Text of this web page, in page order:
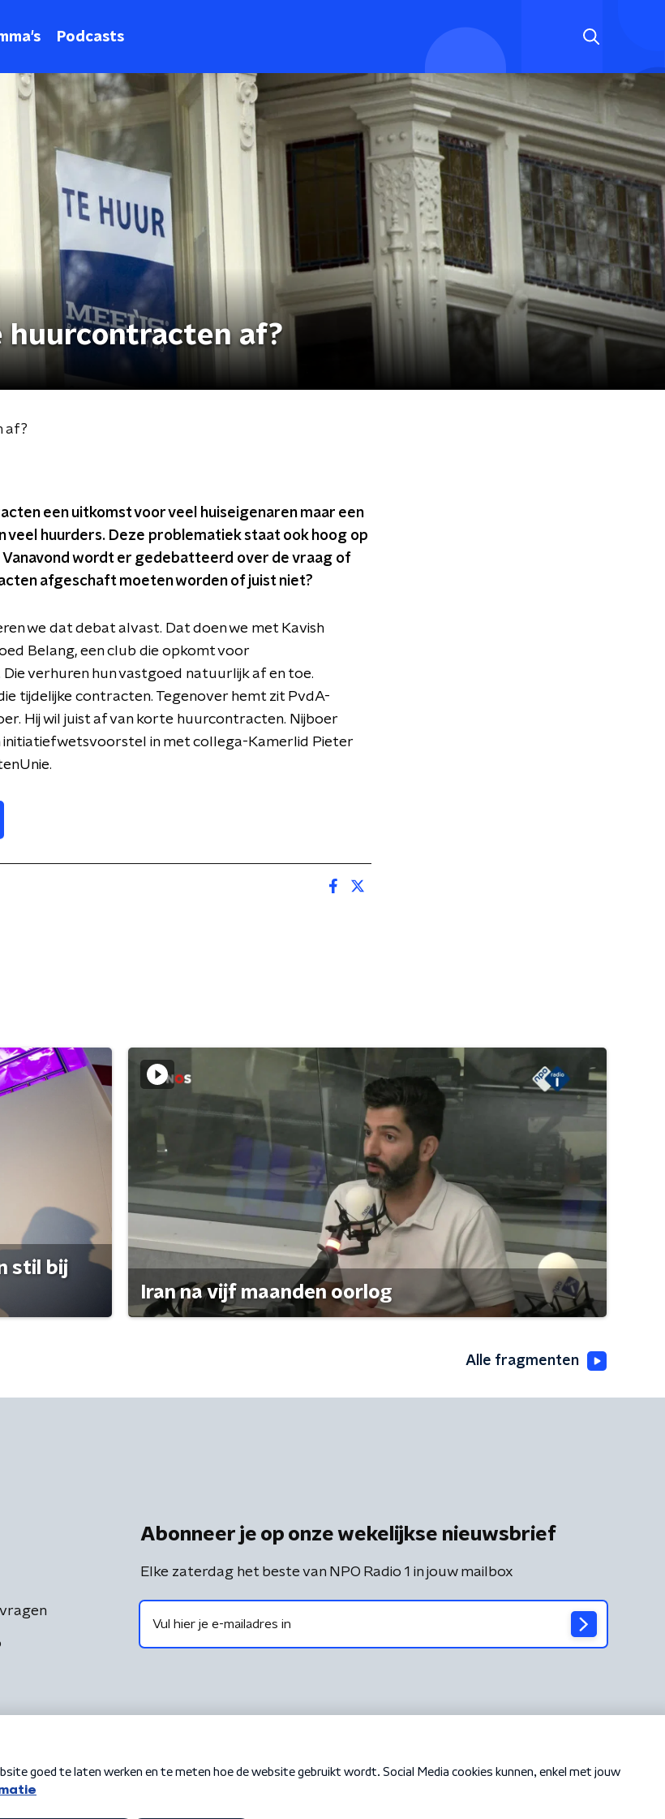
Podcasts
huurcontracten af?
af?
een uitkomst voor veel huiseigenaren maar een
veel huurders. Deze problematiek staat ook hoog op
Vanavond wordt er gedebatteerd over de vraag of
afgeschaft moeten worden of juist niet?
we dat debat alvast. Dat doen we met Kavish
Belang, een club die opkomt voor
verhuren hun vastgoed natuurlijk af en toe.
tijdelijke contracten. Tegenover hemt zit PvdA-
Hij wil juist af van korte huurcontracten. Nijboer
initiatiefwetsvoorstel in met collega-Kamerlid Pieter
stil bij
Iran na vijf maanden oorlog
Alle fragmenten
Abonneer je op onze wekelijkse nieuwsbrief
Elke zaterdag het beste van NPO Radio 1 in jouw mailbox